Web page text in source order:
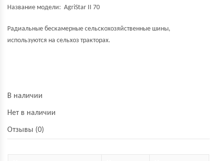
Название модели: AgriStar II 70
Радиальные бескамерные сельскохозяйственные шины,
используются на сельхоз тракторах.
В наличии
Нет в наличии
Отзывы (0)